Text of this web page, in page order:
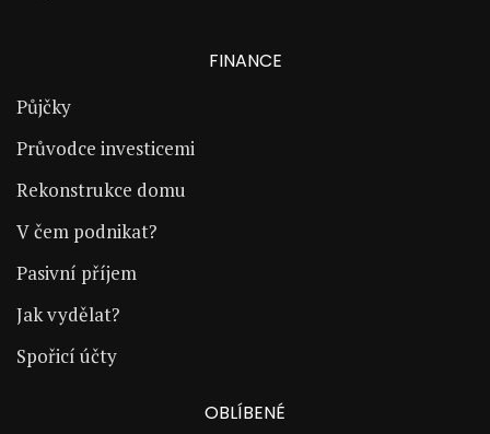
FINANCE
Půjčky
Průvodce investicemi
Rekonstrukce domu
V čem podnikat?
Pasivní příjem
Jak vydělat?
Spořicí účty
OBLÍBENÉ